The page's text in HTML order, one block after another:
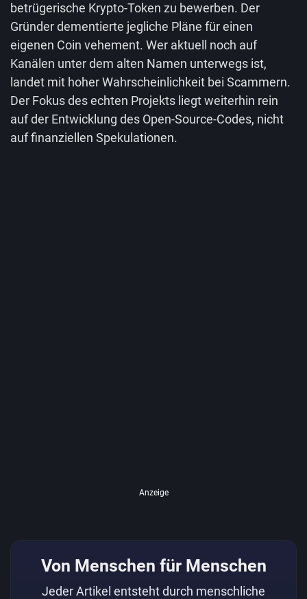
betrügerische Krypto-Token zu bewerben. Der
Gründer dementierte jegliche Pläne für einen
eigenen Coin vehement. Wer aktuell noch auf
Kanälen unter dem alten Namen unterwegs ist,
landet mit hoher Wahrscheinlichkeit bei Scammern.
Der Fokus des echten Projekts liegt weiterhin rein
auf der Entwicklung des Open-Source-Codes, nicht
auf finanziellen Spekulationen.
Anzeige
Von Menschen für Menschen
Jeder Artikel entsteht durch menschliche